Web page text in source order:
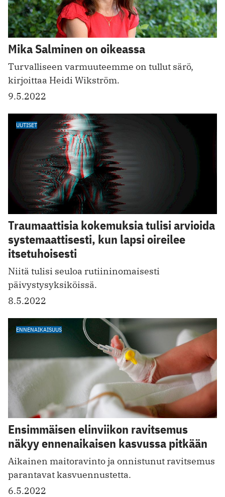
Mika Salminen on oikeassa
Turvalliseen varmuuteemme on tullut särö,
kirjoittaa Heidi Wikström.
9.5.2022
UUTISET
Traumaattisia kokemuksia tulisi arvioida
systemaattisesti, kun lapsi oireilee
itsetuhoisesti
Niitä tulisi seuloa rutiininomaisesti
päivystysyksiköissä.
8.5.2022
ENNENAIKAISUUS
Ensimmäisen elinviikon ravitsemus
näkyy ennenaikaisen kasvussa pitkään
Aikainen maitoravinto ja onnistunut ravitsemus
parantavat kasvuennustetta.
6.5.2022